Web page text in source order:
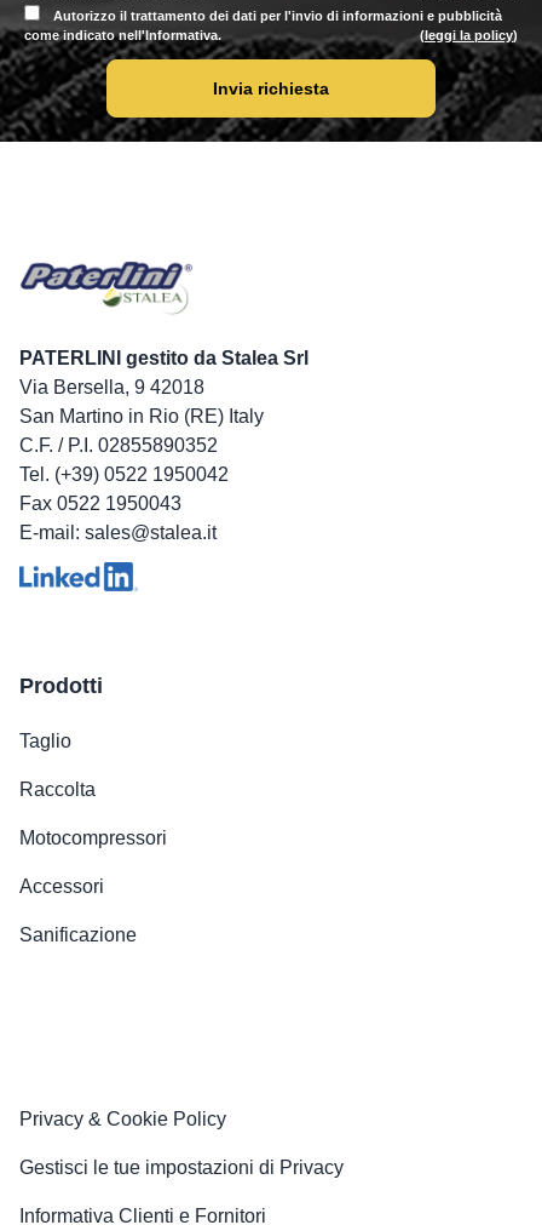
Autorizzo il trattamento dei dati per l'invio di informazioni e pubblicità
come indicato nell'Informativa.
(leggi la policy)
Invia richiesta
PATERLINI gestito da Stalea Srl
Via Bersella, 9 42018
San Martino in Rio (RE) Italy
C.F. / P.I. 02855890352
Tel. (+39) 0522 1950042
Fax 0522 1950043
E-mail: sales@stalea.it
Prodotti
Taglio
Raccolta
Motocompressori
Accessori
Sanificazione
Privacy & Cookie Policy
Gestisci le tue impostazioni di Privacy
Informativa Clienti e Fornitori